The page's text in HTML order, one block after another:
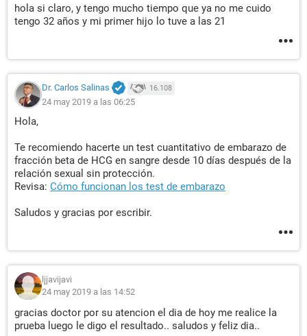
hola si claro, y tengo mucho tiempo que ya no me cuido
tengo 32 años y mi primer hijo lo tuve a las 21
Dr. Carlos Salinas 16.108
24 may 2019 a las 06:25
Hola,
Te recomiendo hacerte un test cuantitativo de embarazo de
fracción beta de HCG en sangre desde 10 días después de la
relación sexual sin protección.
Revisa: Cómo funcionan los test de embarazo
Saludos y gracias por escribir.
ljjavijavi
24 may 2019 a las 14:52
gracias doctor por su atencion el dia de hoy me realice la
prueba luego le digo el resultado.. saludos y feliz dia..